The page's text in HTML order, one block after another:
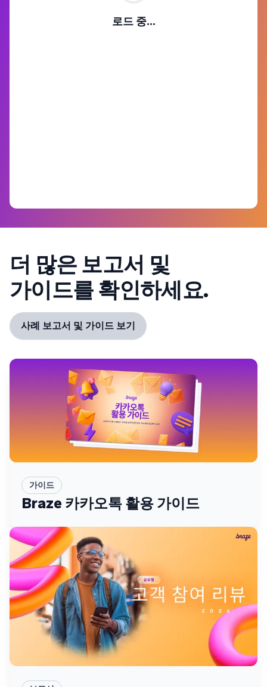
로드 중...
더 많은 보고서 및
가이드를 확인하세요.
사례 보고서 및 가이드 보기
가이드
Braze 카카오톡 활용 가이드